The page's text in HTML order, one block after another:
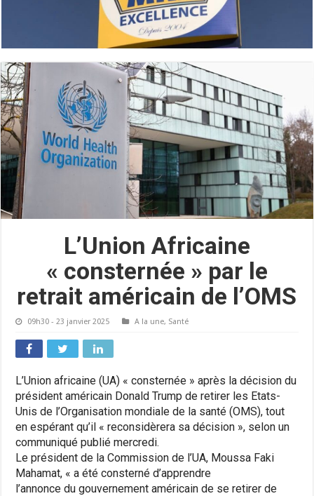
L’Union Africaine
« consternée » par le
retrait américain de l’OMS
09h30 - 23 janvier 2025 A la une, Santé
L’Union africaine (UA) « consternée » après la décision du
président américain Donald Trump de retirer les Etats-
Unis de l’Organisation mondiale de la santé (OMS), tout
en espérant qu’il « reconsidèrera sa décision », selon un
communiqué publié mercredi.
Le président de la Commission de l’UA, Moussa Faki
Mahamat, « a été consterné d’apprendre
l’annonce du gouvernement américain de se retirer de